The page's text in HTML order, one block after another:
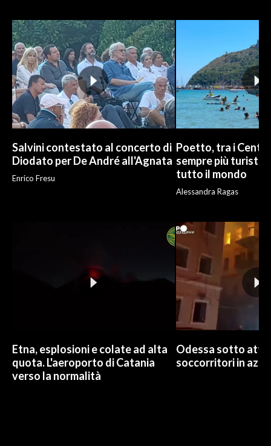
INFO AZIENDE
ABBONATI
ANNUNCI
NECROLOGI
PUBBLICITÀ
SPIAGGE
Salvini contestato al concerto di
Diodato per De André all'Agnata
Enrico Fresu
Poetto, tra i
sempre più turisti:
tutto il mondo
Alessandra Ragas
Etna, esplosioni e colate ad alta
quota. L'aeroporto di Catania
verso la normalità
Odessa sotto
soccorritori in